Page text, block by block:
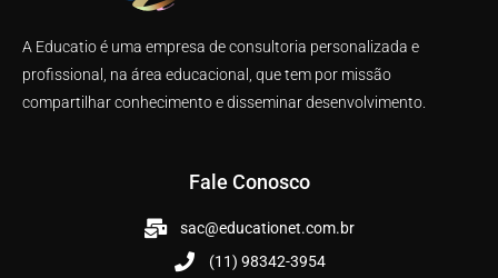
A Educatio é uma empresa de consultoria personalizada e
profissional, na área educacional, que tem por missão
compartilhar conhecimento e disseminar desenvolvimento.
Fale Conosco
sac@educationet.com.br
(11) 98342-3954